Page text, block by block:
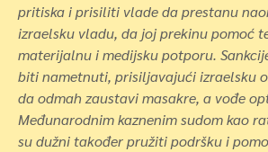
pritiska i prisiliti vlade da prestanu
izraelsku vladu, da joj prekinu pomoć
materijalnu i medijsku potporu.
biti nametnuti, prisiljavajući izraelsku
da odmah zaustavi masakre, a vođe
Međunarodnim kaznenim sudom kao
su dužni također pružiti podršku i